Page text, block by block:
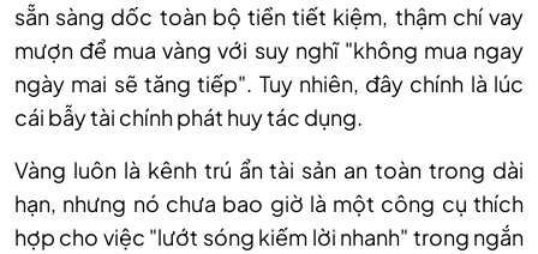
sẵn sàng dốc toàn bộ tiền tiết kiệm, thậm chí vay
mượn để mua vàng với suy nghĩ "không mua ngay
ngày mai sẽ tăng tiếp". Tuy nhiên, đây chính là lúc
cái bẫy tài chính phát huy tác dụng.
Vàng luôn là kênh trú ẩn tài sản an toàn trong dài
hạn, nhưng nó chưa bao giờ là một công cụ thích
hợp cho việc "lướt sóng kiếm lời nhanh" trong ngắn